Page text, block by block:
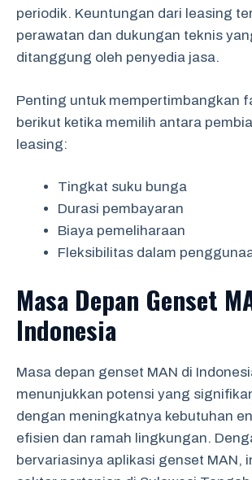
periodik. Keuntungan dari leasing
perawatan dan dukungan teknis
ditanggung oleh penyedia jasa.
Penting untuk mempertimbangkan
berikut ketika memilih antara
leasing:
Tingkat suku bunga
Durasi pembayaran
Biaya pemeliharaan
Fleksibilitas dalam
Masa Depan Genset
Indonesia
Masa depan genset MAN di
menunjukkan potensi yang
dengan meningkatnya kebutuhan
efisien dan ramah lingkungan.
bervariasinya aplikasi genset MAN,